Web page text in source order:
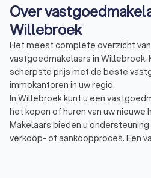
Over
Willebroek
Het meest complete overzicht
vastgoedmakelaars in Willebroek.
scherpste prijs met de beste
immokantoren in uw regio.
In Willebroek kunt u een
het kopen of huren van uw nieuwe
Makelaars bieden u
verkoop- of aankoopproces. Een